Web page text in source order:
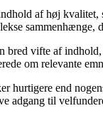
af høj
sammenhænge,
vifte af
om relevante
hurtigere end
til